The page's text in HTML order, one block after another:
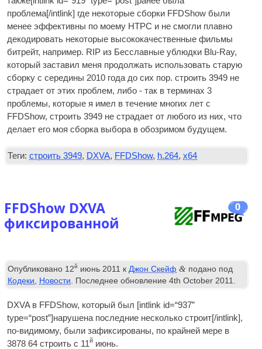
проблема[/intlink] где некоторые сборки FFDShow были
менее эффективны по моему HTPC и не смогли плавно
декодировать некоторые высококачественные фильмы
битрейт, например. RIP из Бесславные ублюдки Blu-Ray,
который заставил меня продолжать использовать старую
сборку с середины 2010 года до сих пор. строить 3949 не
страдает от этих проблем, либо - так в терминах 3
проблемы, которые я имел в течение многих лет с
FFDShow, строить 3949 не страдает от любого из них, что
делает его моя сборка выбора в обозримом будущем.
Теги: строить 3949, DXVA, FFDShow, h.264,x64
0
FFDShow DXVA
фиксированной
Опубликовано 12й июнь 2011 к Джон Скейф & подано под
Кодеки
Новости . Последнее обновление4th October 2011
DXVAв FFDShow, который был [int­link id=“937”
type=“post”]нарушена последние несколько строит[/intlink],
по-видимому, были зафиксированы, по крайней мере в
3878 64 строить с 11й июнь.